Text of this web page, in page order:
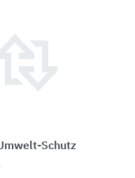
Schutz